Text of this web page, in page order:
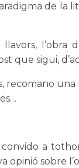
de la
llavors,
que sigui,
recomano una
convido a
opinió sobre